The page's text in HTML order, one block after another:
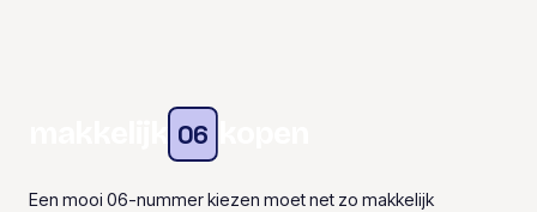
06
Een mooi 06-nummer kiezen moet net zo makkelijk